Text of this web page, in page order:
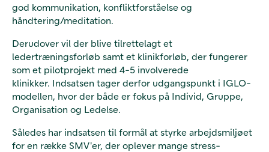
god kommunikation, konfliktforståelse og
håndtering/meditation.
Derudover vil der blive tilrettelagt et
ledertræningsforløb samt et klinikforløb, der fungerer
som et pilotprojekt med 4-5 involverede
klinikker. Indsatsen tager derfor udgangspunkt i IGLO-
modellen, hvor der både er fokus på Individ, Gruppe,
Organisation og Ledelse.
Således har indsatsen til formål at styrke arbejdsmiljøet
for en række SMV'er, der oplever mange stress-